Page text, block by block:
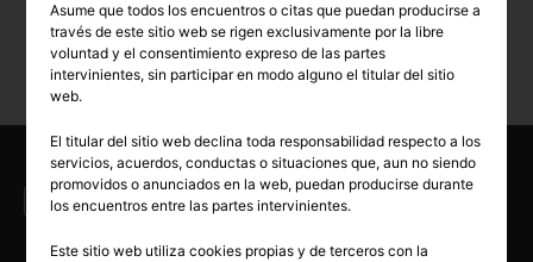
Lo sentimos, actualmente no hay perfiles
disponibles para esta búsqueda.
Otras categorías
Escorts en Palencia capital
Asume que todos los encuentros o citas que puedan producirse a
través de este sitio web se rigen exclusivamente por la libre
voluntad y el consentimiento expreso de las partes
intervinientes, sin participar en modo alguno el titular del sitio
web.
El titular del sitio web declina toda responsabilidad respecto a los
servicios, acuerdos, conductas o situaciones que, aun no siendo
promovidos o anunciados en la web, puedan producirse durante
los encuentros entre las partes intervinientes.
Este sitio web utiliza cookies propias y de terceros con la